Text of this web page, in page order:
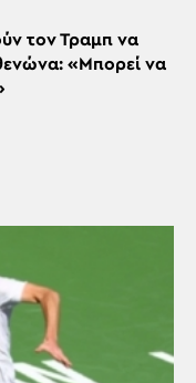
τον Τραμπ να
«Μπορεί να